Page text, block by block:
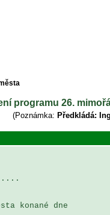
programu 26.
(Poznámka: Předkládá:
.....
konané dne